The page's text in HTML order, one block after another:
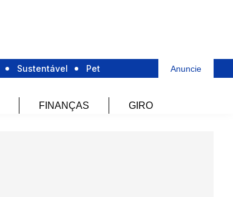
Sustentável Pet Anuncie
FINANÇAS GIRO